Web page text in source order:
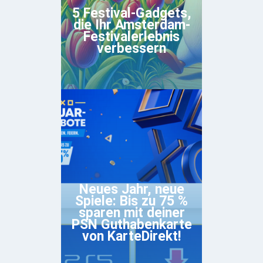
5 Festival-Gadgets,
die Ihr Amsterdam-
Festivalerlebnis
verbessern
Neues Jahr, neue
Spiele: Bis zu 75 %
sparen mit deiner
PSN Guthabenkarte
von KarteDirekt!